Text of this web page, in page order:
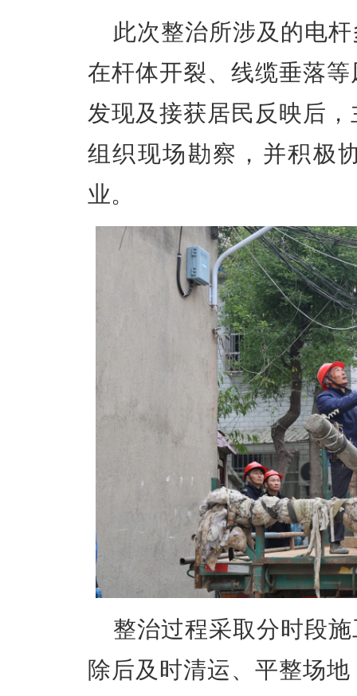
此次整治所涉及的电
在杆体开裂、线缆垂落
发现及接获居民反映后
组织现场勘察，并积极
业。
整治过程采取分时段
除后及时清运、平整场